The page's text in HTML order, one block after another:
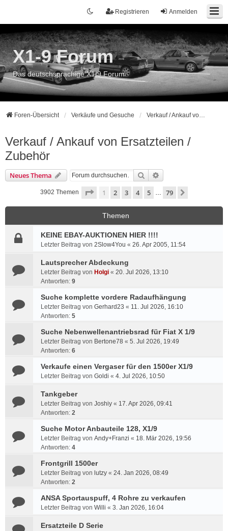
Anmelden
Registrieren
X1-9 Forum
Das deutschsprachige X1/9 Forum
Foren-Übersicht Verkäufe und Gesuche Verkauf / Ankauf von Ersatzteilen / Zubehör
Verkauf / Ankauf von Ersatzteilen /
Zubehör
Neues Thema Suche
3902 Themen Seite 1von 79
1 2 3 4 5 … 79
Themen
KEINE EBAY-AUKTIONEN HIER !!!!
Letzter Beitrag von 2Slow4You « 26. Apr 2005, 11:54
Lautsprecher Abdeckung
Letzter Beitrag von Holgi « 20. Jul 2026, 13:10
Antworten: 9
Suche komplette vordere Radaufhängung
Letzter Beitrag von Gerhard23 « 11. Jul 2026, 16:10
Antworten: 5
Suche Nebenwellenantriebsrad für Fiat X 1/9
Letzter Beitrag von Bertone78 « 5. Jul 2026, 19:49
Antworten: 6
Verkaufe einen Vergaser für den 1500er X1/9
Letzter Beitrag von Goldi « 4. Jul 2026, 10:50
Tankgeber
Letzter Beitrag von Joshiy « 17. Apr 2026, 09:41
Antworten: 2
Suche Motor Anbauteile 128, X1/9
Letzter Beitrag von Andy+Franzi « 18. Mär 2026, 19:56
Antworten: 4
Frontgrill 1500er
Letzter Beitrag von lutzy « 24. Jan 2026, 08:49
Antworten: 2
ANSA Sportauspuff, 4 Rohre zu verkaufen
Letzter Beitrag von Willi « 3. Jan 2026, 16:04
Ersatzteile D Serie